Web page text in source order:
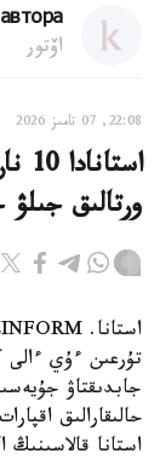
اۆتور
22:08, 07 تامىز 2026
ورتالىق
تۇرعىن ءۇي ءالى
حالىقارالىق
استانا